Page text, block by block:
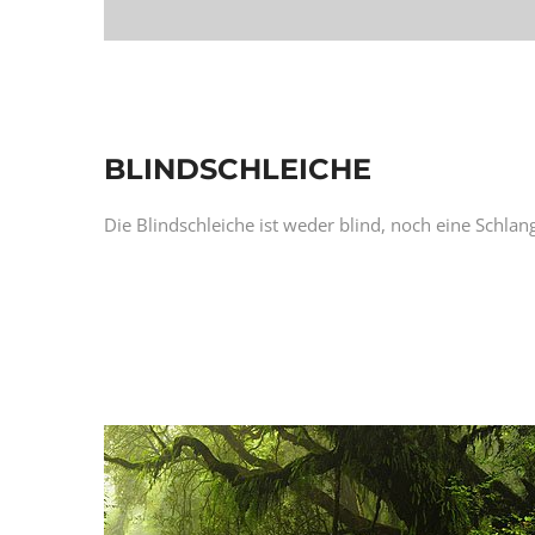
BLINDSCHLEICHE
Die Blindschleiche ist weder blind, noch eine